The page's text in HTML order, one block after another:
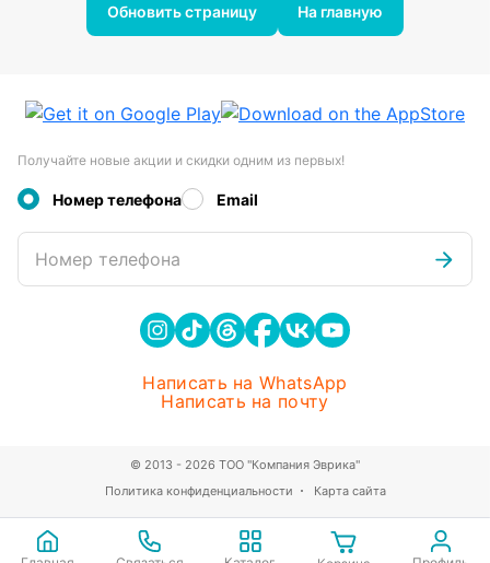
Обновить страницу На главную
Получайте новые акции и скидки одним из первых!
Номер телефона Email
Номер телефона
Написать на WhatsApp
Написать на почту
Политика конфиденциальности Карта сайта
© 2013 - 2026 ТОО "Компания Эврика"